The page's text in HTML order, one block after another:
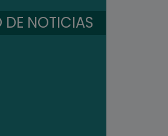
NOTICIAS